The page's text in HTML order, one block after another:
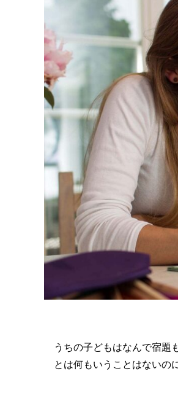
うちの子どもはなんで宿題
とは何もいうことはないの